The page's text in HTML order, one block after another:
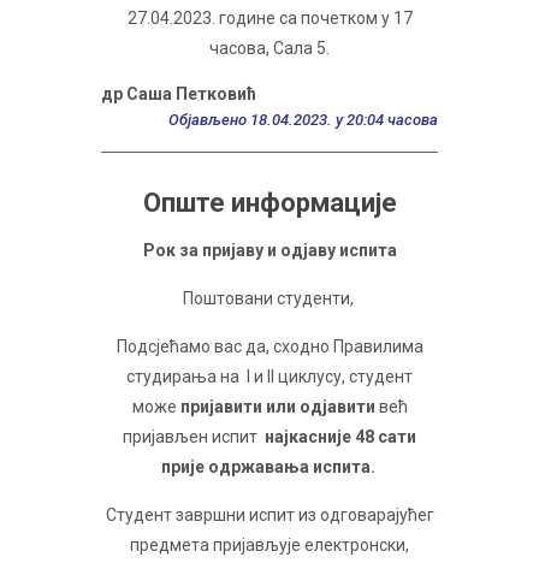
27.04.2023. године са почетком у 17
часова, Сала 5.
др Саша Петковић
Објављено 18.04.2023. у 20:04 часова
Опште информације
Рок за пријаву и одјаву испита
Поштовани студенти,
Подсјећамо вас да, сходно Правилима
студирања на I и II циклусу, студент
може пријавити или одјавити већ
пријављен испит најкасније 48 сати
прије одржавања испита.
Студент завршни испит из одговарајућег
предмета пријављује електронски,